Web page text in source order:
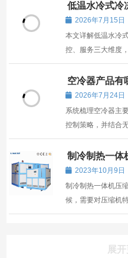
低温水冷式冷
可靠性评估指
2026年7月15日
本文详解低温水冷
控、服务三大维度
型与评估指南。
空冷器产品有
选型要点
2026年7月24日
系统梳理空冷器主
控制策略，并结合
考。
制冷制热一体
行正常？
2023年10月9日
制冷制热一体机压
候，需要对压缩机
制热一体机螺杆式
展